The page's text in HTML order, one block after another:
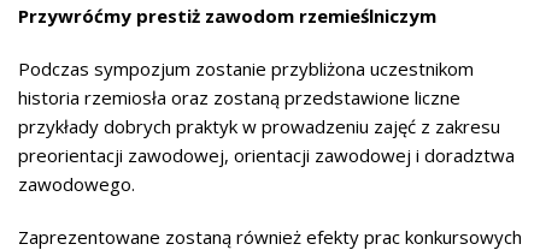
Przywróćmy prestiż zawodom rzemieślniczym
Podczas sympozjum zostanie przybliżona uczestnikom
historia rzemiosła oraz zostaną przedstawione liczne
przykłady dobrych praktyk w prowadzeniu zajęć z zakresu
preorientacji zawodowej, orientacji zawodowej i doradztwa
zawodowego.
Zaprezentowane zostaną również efekty prac konkursowych